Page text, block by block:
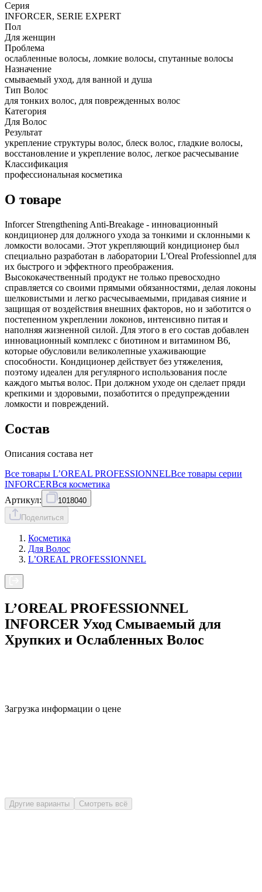
Серия
INFORCER, SERIE EXPERT
Пол
Для женщин
Проблема
ослабленные волосы, ломкие волосы, спутанные волосы
Назначение
смываемый уход, для ванной и душа
Тип Волос
для тонких волос, для поврежденных волос
Категория
Для Волос
Результат
укрепление структуры волос, блеск волос, гладкие волосы,
восстановление и укрепление волос, легкое расчесывание
Классификация
профессиональная косметика
О товаре
Inforcer Strengthening Anti-Breakage - инновационный
кондиционер для должного ухода за тонкими и склонными к
ломкости волосами. Этот укрепляющий кондиционер был
специально разработан в лаборатории L'Oreal Professionnel для
их быстрого и эффектного преображения.
Высококачественный продукт не только превосходно
справляется со своими прямыми обязанностями, делая локоны
шелковистыми и легко расчесываемыми, придавая сияние и
защищая от воздействия внешних факторов, но и заботится о
постепенном укреплении локонов, интенсивно питая и
наполняя жизненной силой. Для этого в его состав добавлен
инновационный комплекс с биотином и витамином В6,
которые обусловили великолепные ухаживающие
способности. Кондиционер действует без утяжеления,
поэтому идеален для регулярного использования после
каждого мытья волос. При должном уходе он сделает пряди
крепкими и здоровыми, позаботится о предупреждении
ломкости и повреждений.
Состав
Описания состава нет
Все товары L’OREAL PROFESSIONNELВсе товары серии
INFORCERВся косметика
Артикул:
1018040
Поделиться
Косметика
Для Волос
L’OREAL PROFESSIONNEL
L’OREAL PROFESSIONNEL
INFORCER Уход Смываемый для
Хрупких и Ослабленных Волос
Загрузка информации о цене
Другие варианты Смотреть всё